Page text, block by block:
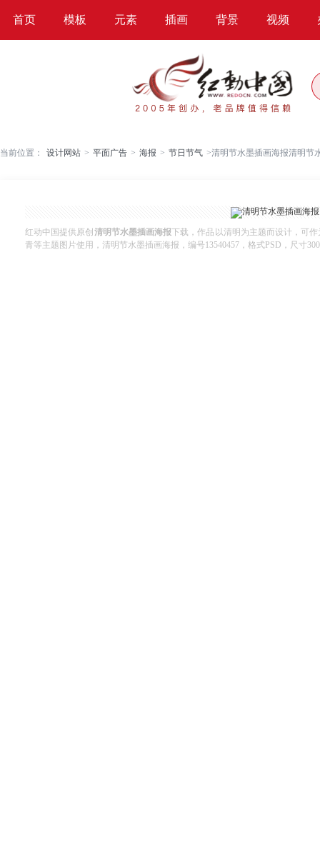
首页 模板 元素 插画 背景 视频
当前位置： 设计网站 > 平面广告 > 海报 > 节日节气 >清明节水墨插画海报清明节
红动中国提供原创 清明节水墨插画海报下载，作品以清明为主题而设计，可
青等主题图片使用，清明节水墨插画海报，编号13540457，格式PSD，尺寸